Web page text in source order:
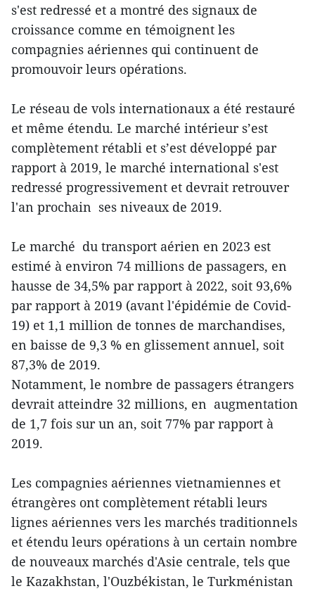
s'est redressé et a montré des signaux de
croissance comme en témoignent les
compagnies aériennes qui continuent de
promouvoir leurs opérations.
Le réseau de vols internationaux a été restauré
et même étendu. Le marché intérieur s’est
complètement rétabli et s’est développé par
rapport à 2019, le marché international s'est
redressé progressivement et devrait retrouver
l'an prochain ses niveaux de 2019.
Le marché du transport aérien en 2023 est
estimé à environ 74 millions de passagers, en
hausse de 34,5% par rapport à 2022, soit 93,6%
par rapport à 2019 (avant l'épidémie de Covid-
19) et 1,1 million de tonnes de marchandises,
en baisse de 9,3 % en glissement annuel, soit
87,3% de 2019.
Notamment, le nombre de passagers étrangers
devrait atteindre 32 millions, en augmentation
de 1,7 fois sur un an, soit 77% par rapport à
2019.
Les compagnies aériennes vietnamiennes et
étrangères ont complètement rétabli leurs
lignes aériennes vers les marchés traditionnels
et étendu leurs opérations à un certain nombre
de nouveaux marchés d'Asie centrale, tels que
le Kazakhstan, l'Ouzbékistan, le Turkménistan